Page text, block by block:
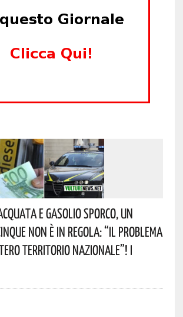
E Gasolio Sporco, Un
Non È In Regola: “il Problema
Territorio Nazionale”! I